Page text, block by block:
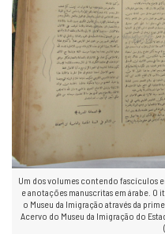
Um dos volumes contendo fascículos
e anotações manuscritas em árabe. O
o Museu da Imigração através da
Acervo do Museu da Imigração do